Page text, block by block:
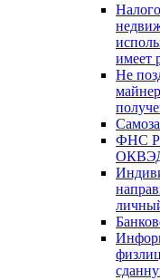
имеет
Не
ФНС